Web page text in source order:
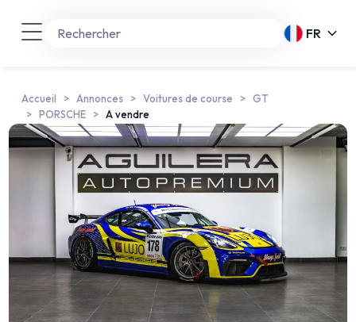
FR
Accueil Annonces Voitures de course
GT
PORSCHE
A vendre